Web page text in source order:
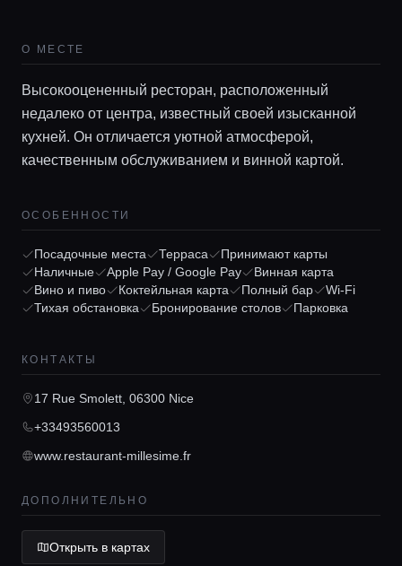
Главная
Локации
Гиды
Lifestyle журнал
О МЕСТЕ
Высокооцененный ресторан, расположенный
недалеко от центра, известный своей изысканной
кухней. Он отличается уютной атмосферой,
качественным обслуживанием и винной картой.
ОСОБЕННОСТИ
Посадочные места Терраса
Принимают карты
Наличные
Apple Pay / Google Pay
Винная карта
Вино и пиво
Коктейльная карта Полный бар
Wi-Fi
Тихая обстановка
Бронирование столов Парковка
КОНТАКТЫ
17 Rue Smolett, 06300 Nice
+33493560013
www.restaurant-millesime.fr
ДОПОЛНИТЕЛЬНО
Открыть в картах